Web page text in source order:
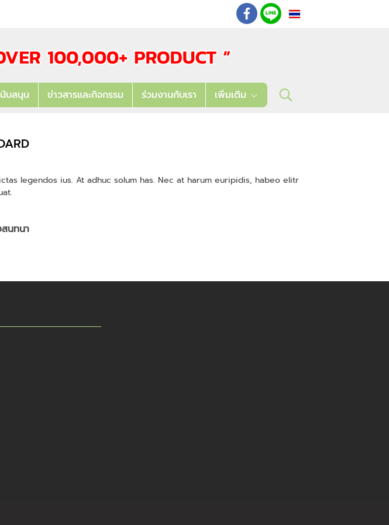
TH
นับสนุน ข่าวสารและกิจกรรม ร่วมงานกับเรา เพิ่มเติม
legendos ius. At adhuc solum has. Nec at harum euripidis, habeo elitr
นทนา